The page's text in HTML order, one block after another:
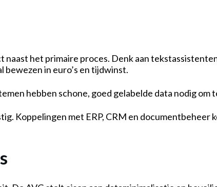
het primaire proces. Denk aan
in euro’s en tijdwinst.
hebben schone, goed gelabelde data nodig om
Koppelingen met ERP, CRM en